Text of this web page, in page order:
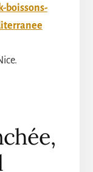
boissons-